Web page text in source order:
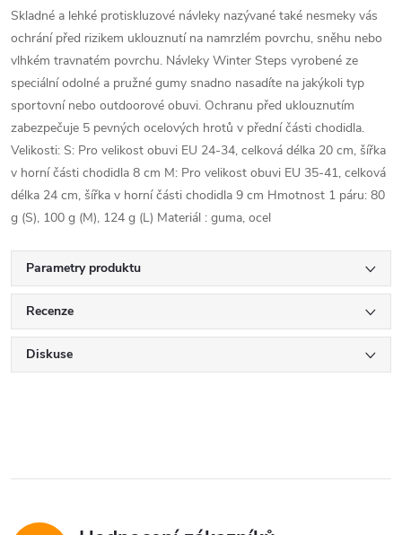
Skladné a lehké protiskluzové návleky nazývané také nesmeky vás
ochrání před rizikem uklouznutí na namrzlém povrchu, sněhu nebo
vlhkém travnatém povrchu. Návleky Winter Steps vyrobené ze
speciální odolné a pružné gumy snadno nasadíte na jakýkoli typ
sportovní nebo outdoorové obuvi. Ochranu před uklouznutím
zabezpečuje 5 pevných ocelových hrotů v přední části chodidla.
Velikosti: S: Pro velikost obuvi EU 24-34, celková délka 20 cm, šířka
v horní části chodidla 8 cm M: Pro velikost obuvi EU 35-41, celková
délka 24 cm, šířka v horní části chodidla 9 cm Hmotnost 1 páru: 80
g (S), 100 g (M), 124 g (L) Materiál : guma, ocel
Parametry produktu
Recenze
Diskuse